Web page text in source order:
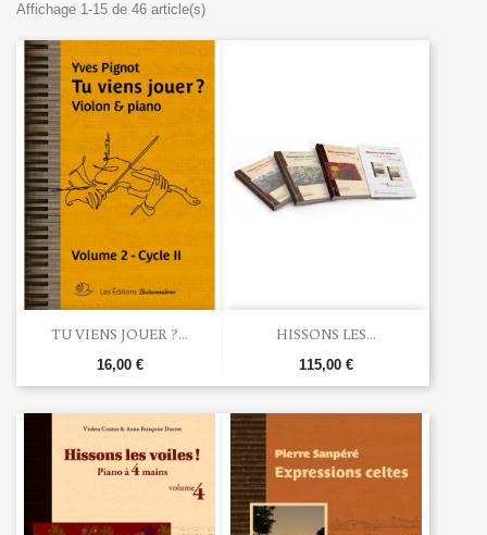
Affichage 1-15 de 46 article(s)
TU VIENS JOUER ?...
16,00 €
HISSONS LES...
115,00 €